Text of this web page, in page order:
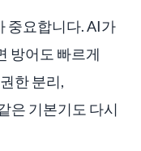
중요합니다. AI가
방어도 빠르게
한 분리,
은 기본기도 다시